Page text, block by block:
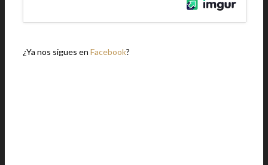
¿Ya nos sigues en Facebook?